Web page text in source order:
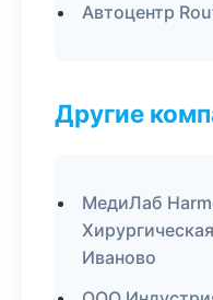
Автоцентр
Другие
МедиЛаб
Иваново